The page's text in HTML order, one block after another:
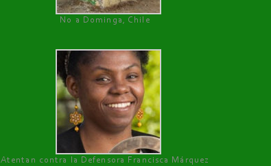
No a Dominga, Chile
Atentan contra la Defensora Francisca Márquez